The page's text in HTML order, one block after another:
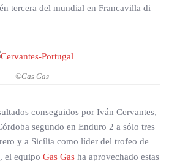
tercera del mundial en Francavilla di
©Gas Gas
conseguidos por Iván Cervantes,
segundo en Enduro 2 a sólo tres
y a Sicília como líder del trofeo de
el equipo Gas Gas ha aprovechado estas